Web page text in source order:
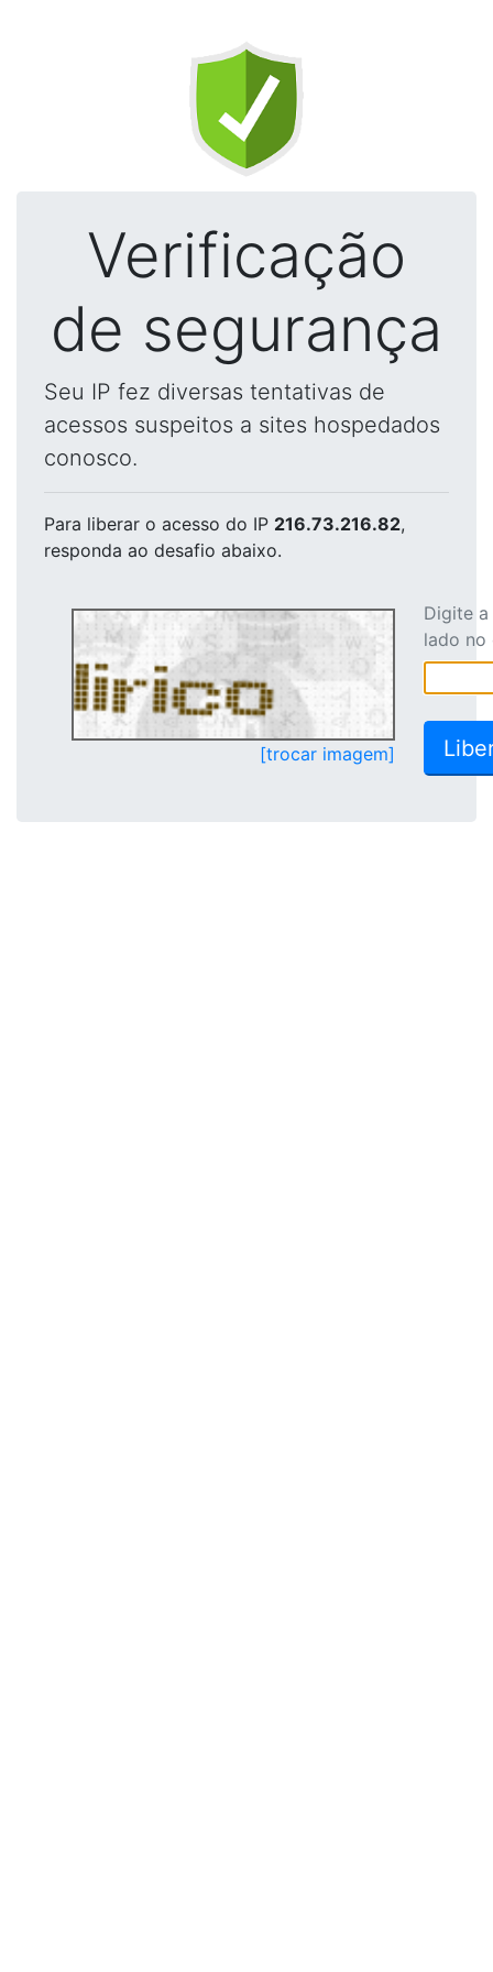
Verificação
de segurança
Seu IP fez diversas tentativas de
acessos suspeitos a sites hospedados
conosco.
Para liberar o acesso do IP 216.73.216.82,
responda ao desafio abaixo.
[trocar imagem]
Digite
lado no